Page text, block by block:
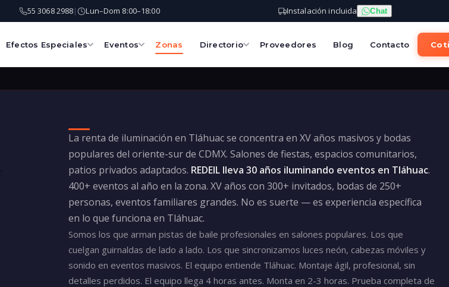
55 3068 2988| Lun–Dom 8:00–18:00 Instalación incluida Chat
Efectos Especiales Eventos Zonas Directorio Proveedores Blog Contacto
La renta de iluminación en Tláhuac se concentra en XV años masivos y bodas
populares del oriente-sur de CDMX. Salones de fiestas, espacios comunitarios,
patios privados adaptados. REDEIL lleva 30 años iluminando eventos en Tláhuac.
400+ eventos al año en la zona. XV años con 300+ invitados, bodas de 250+
personas, eventos familiares grandes. No es suerte — es experiencia específica
en lo que funciona en Tláhuac.
Somos los que arman pistas de baile profesionales en salones populares. Los que
cuelgan guirnaldas de lado a lado. Los que sincronizamos luces neón, cabezas móviles y
sonido en eventos masivos. El equipo entiende Tláhuac. Montaje ágil, profesional, sin
detalles perdidos. El equipo llega 4 horas antes. Monta en 2-3 horas. Prueba completa de